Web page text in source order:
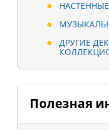
ДРУГИЕ
Полезная